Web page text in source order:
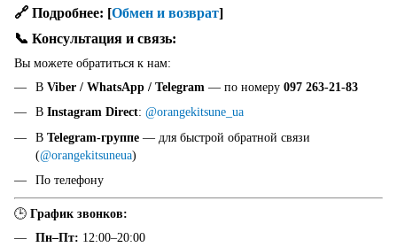
🔗 Подробнее: [Обмен и возврат]
📞 Консультация и связь:
Вы можете обратиться к нам:
В Viber / WhatsApp / Telegram — по номеру 097 263-21-83
В Instagram Direct: @orangekitsune_ua
В Telegram-группе — для быстрой обратной связи
(@orangekitsuneua)
По телефону
🕒 График звонков:
Пн–Пт: 12:00–20:00